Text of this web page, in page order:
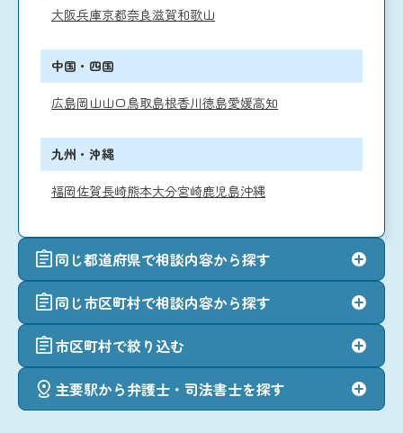
大阪兵庫京都奈良滋賀和歌山
中国・四国
広島岡山山口鳥取島根香川徳島愛媛高知
九州・沖縄
福岡佐賀長崎熊本大分宮崎鹿児島沖縄
同じ都道府県で相談内容から探す
同じ市区町村で相談内容から探す
市区町村で絞り込む
主要駅から弁護士・司法書士を探す